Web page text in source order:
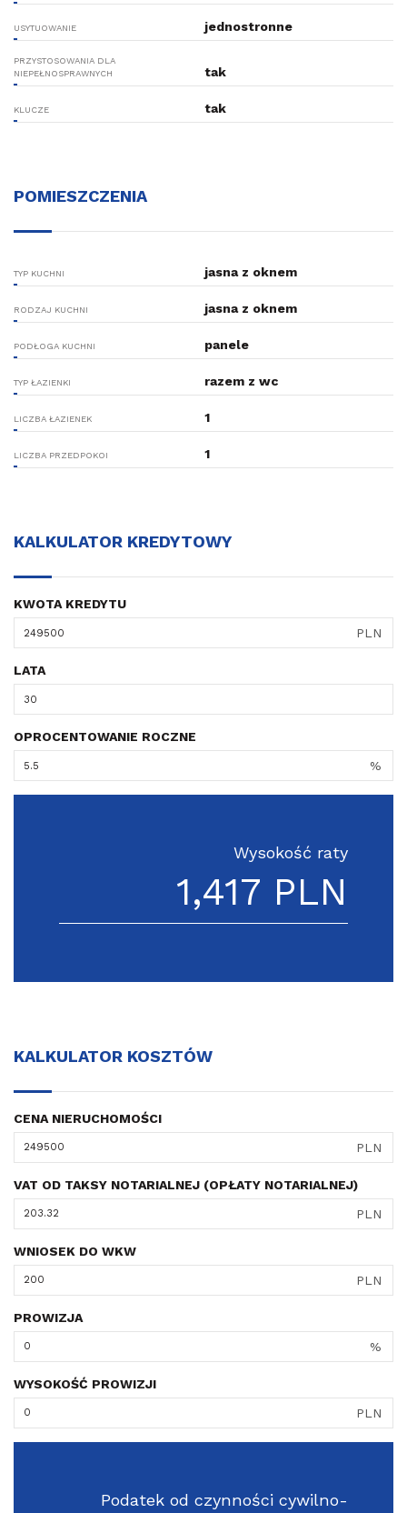
USYTUOWANIE jednostronne
PRZYSTOSOWANIA DLA
NIEPEŁNOSPRAWNYCH
tak
KLUCZE tak
POMIESZCZENIA
TYP KUCHNI jasna z oknem
RODZAJ KUCHNI jasna z oknem
PODŁOGA KUCHNI panele
TYP ŁAZIENKI razem z wc
LICZBA ŁAZIENEK 1
LICZBA PRZEDPOKOI 1
KALKULATOR KREDYTOWY
KWOTA KREDYTU
PLN
LATA
OPROCENTOWANIE ROCZNE
%
Wysokość raty
1,417 PLN
KALKULATOR KOSZTÓW
CENA NIERUCHOMOŚCI
PLN
VAT OD TAKSY NOTARIALNEJ (OPŁATY NOTARIALNEJ)
PLN
WNIOSEK DO WKW
PLN
PROWIZJA
%
WYSOKOŚĆ PROWIZJI
PLN
Podatek od czynności cywilno-